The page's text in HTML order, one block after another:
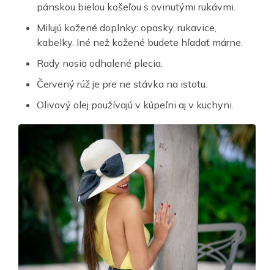
pánskou bielou košeľou s ovinutými rukávmi.
Milujú kožené doplnky: opasky, rukavice,
kabelky. Iné než kožené budete hľadať márne.
Rady nosia odhalené plecia.
Červený rúž je pre ne stávka na istotu.
Olivový olej používajú v kúpeľni aj v kuchyni.